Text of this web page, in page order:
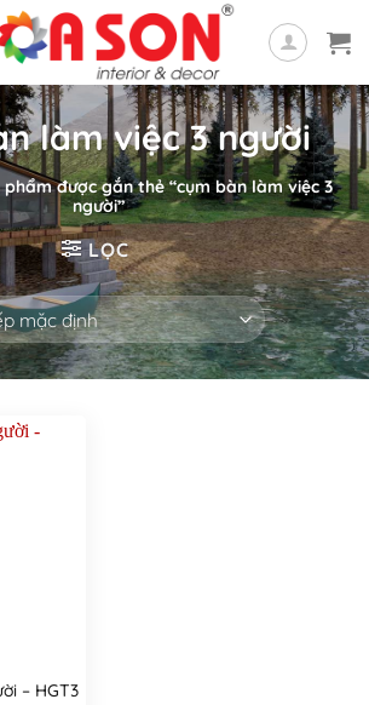
làm việc 3 người
phẩm được gắn thẻ “cụm bàn làm việc 3
người”
LỌC
– HGT3